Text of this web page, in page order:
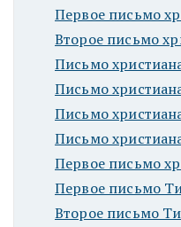
Первое письмо
Второе письмо
Письмо
Письмо
Письмо
Письмо
Первое письмо
Первое письмо
Второе письмо